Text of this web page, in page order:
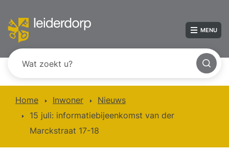
MENU
Home Inwoner
Nieuws
15 juli: informatiebijeenkomst van der
Marckstraat 17-18